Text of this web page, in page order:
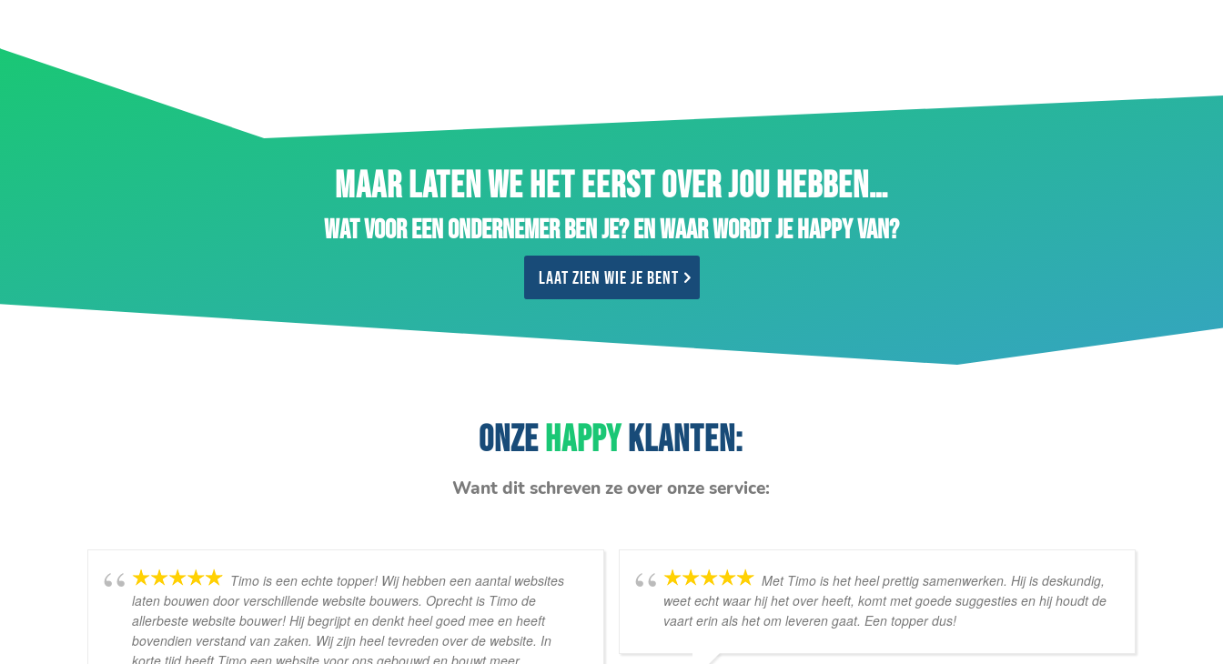
MAAR LATEN WE HET EERST OVER JOU HEBBEN…
Wat voor een ondernemer ben je? En waar wordt je happy van?
Laat zien wie je bent
ONZEHAPPYKLANTEN:
Want dit schreven ze over onze service:
Timo is een echte topper! Wij hebben een aantal websites
laten bouwen door verschillende website bouwers. Oprecht is Timo de
allerbeste website bouwer! Hij begrijpt en denkt heel goed mee en heeft
bovendien verstand van zaken. Wij zijn heel tevreden over de website. In
Met Timo is het heel prettig samenwerken. Hij is deskundig,
weet echt waar hij het over heeft, komt met goede suggesties en hij houdt de
vaart erin als het om leveren gaat. Een topper dus!